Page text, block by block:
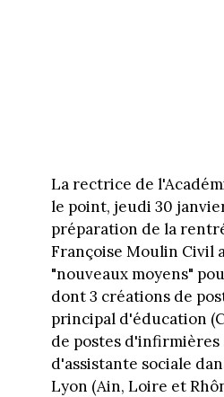
La rectrice de
le point, jeudi 30
préparation de la
Françoise Moulin Civil
"nouveaux moyens"
dont 3 créations de
principal d'éducation
de postes d'infirmières
d'assistante sociale
Lyon (Ain, Loire et